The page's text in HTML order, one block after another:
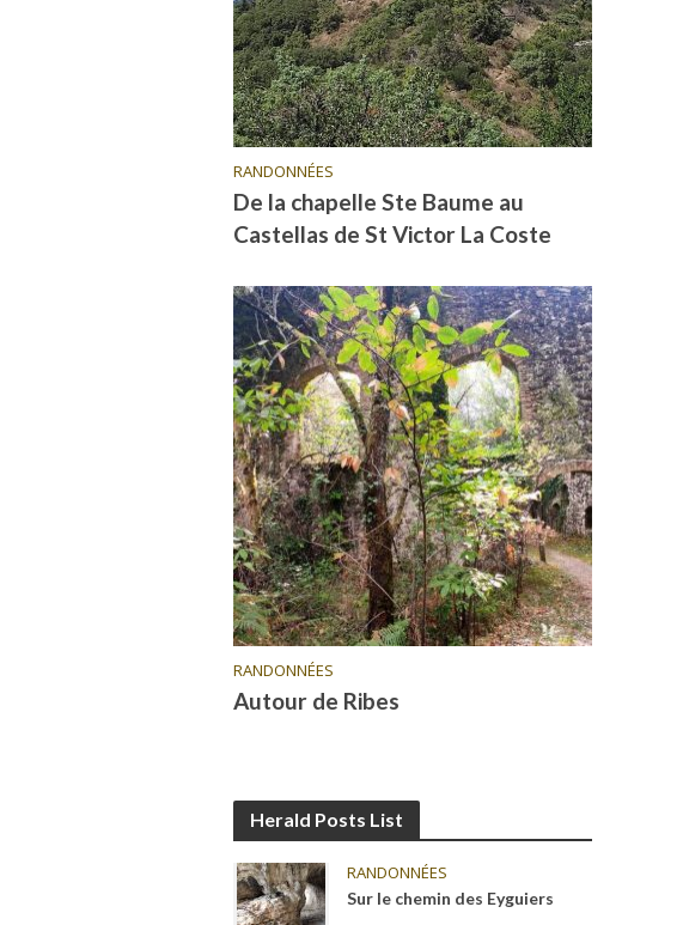
RANDONNÉES
De la chapelle Ste Baume au
Castellas de St Victor La Coste
RANDONNÉES
Autour de Ribes
Herald Posts List
RANDONNÉES
Sur le chemin des Eyguiers